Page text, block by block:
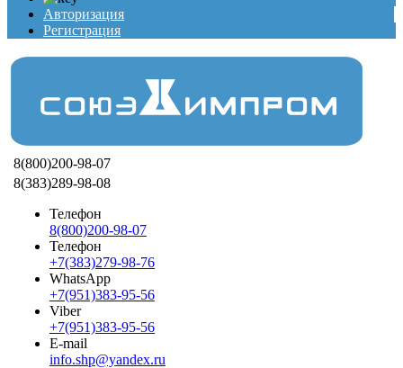
Авторизация
Регистрация
8(800)200-98-07
8(383)289-98-08
Телефон
8(800)200-98-07
Телефон
+7(383)279-98-76
WhatsApp
+7(951)383-95-56
Viber
+7(951)383-95-56
E-mail
info.shp@yandex.ru